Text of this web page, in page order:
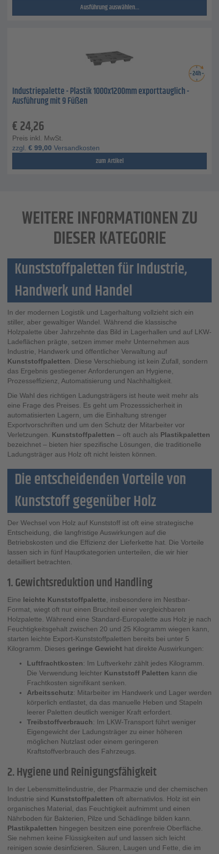
Ausführung auswählen...
Industriepalette - Plastik 1000x1200mm exporttauglich -
Ausführung mit 9 Füßen
€24,26
Preis inkl. MwSt.
zzgl. € 99,00 Versandkosten
zum Artikel
WEITERE INFORMATIONEN ZU
DIESER KATEGORIE
Kunststoffpaletten für Industrie,
Handwerk und Handel
In der modernen Logistik und Lagerhaltung vollzieht sich ein
stiller, aber gewaltiger Wandel. Während die klassische
Holzpalette über Jahrzehnte das Bild in Lagerhallen und auf LKW-
Ladeflächen prägte, setzen immer mehr Unternehmen aus
Industrie, Handwerk und öffentlicher Verwaltung auf
Kunststoffpaletten . Diese Verschiebung ist kein Zufall, sondern
das Ergebnis gestiegener Anforderungen an Hygiene,
Prozesseffizienz, Automatisierung und Nachhaltigkeit.
Die Wahl des richtigen Ladungsträgers ist heute weit mehr als
eine Frage des Preises. Es geht um Prozesssicherheit in
automatisierten Lagern, um die Einhaltung strenger
Exportvorschriften und um den Schutz der Mitarbeiter vor
Verletzungen. Kunststoffpaletten – oft auch als Plastikpaletten
bezeichnet – bieten hier spezifische Lösungen, die traditionelle
Ladungsträger aus Holz oft nicht leisten können.
Die entscheidenden Vorteile von
Kunststoff gegenüber Holz
Der Wechsel von Holz auf Kunststoff ist oft eine strategische
Entscheidung, die langfristige Auswirkungen auf die
Betriebskosten und die Effizienz der Lieferkette hat. Die Vorteile
lassen sich in fünf Hauptkategorien unterteilen, die wir hier
detailliert betrachten.
1. Gewichtsreduktion und Handling
Eine leichte Kunststoffpalette , insbesondere im Nestbar-
Format, wiegt oft nur einen Bruchteil einer vergleichbaren
Holzpalette. Während eine Standard-Europalette aus Holz je nach
Feuchtigkeitsgehalt zwischen 20 und 25 Kilogramm wiegen kann,
starten leichte Export-Kunststoffpaletten bereits bei unter 5
Kilogramm. Dieses geringe Gewicht hat direkte Auswirkungen:
Luftfrachtkosten: Im Luftverkehr zählt jedes Kilogramm.
Die Verwendung leichter Kunststoff Paletten kann die
Frachtkosten signifikant senken.
Arbeitsschutz: Mitarbeiter im Handwerk und Lager werden
körperlich entlastet, da das manuelle Heben und Stapeln
leerer Paletten deutlich weniger Kraft erfordert.
Treibstoffverbrauch: Im LKW-Transport führt weniger
Eigengewicht der Ladungsträger zu einer höheren
möglichen Nutzlast oder einem geringeren
Kraftstoffverbrauch des Fahrzeugs.
2. Hygiene und Reinigungsfähigkeit
In der Lebensmittelindustrie, der Pharmazie und der chemischen
Industrie sind Kunststoffpaletten oft alternativlos. Holz ist ein
organisches Material, das Feuchtigkeit aufnimmt und einen
Nährboden für Bakterien, Pilze und Schädlinge bilden kann.
Plastikpaletten hingegen besitzen eine porenfreie Oberfläche.
Sie nehmen keine Flüssigkeiten auf und lassen sich leicht
reinigen sowie desinfizieren. Säuren, Laugen und Fette, die im